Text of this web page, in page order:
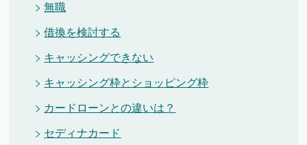
無職
借換を検討する
キャッシングできない
キャッシング枠とショッピング枠
カードローンとの違いは？
セディナカード